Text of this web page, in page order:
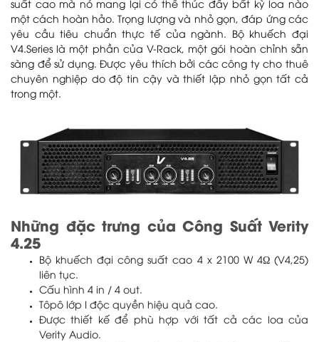
suất cao mà nó mang lại có thể thúc đẩy bất kỳ loa nào
một cách hoàn hảo. Trọng lượng và nhỏ gọn, đáp ứng các
yêu cầu tiêu chuẩn thực tế của ngành. Bộ khuếch đại
V4.Series là một phần của V-Rack, một gói hoàn chỉnh sẵn
sàng để sử dụng. Được yêu thích bởi các công ty cho thuê
chuyên nghiệp do độ tin cậy và thiết lập nhỏ gọn tất cả
trong một.
Những đặc trưng của Công Suất Verity
4.25
Bộ khuếch đại công suất cao 4 x 2100 W 4Ω (V4,25)
liên tục.
Cấu hình 4 in / 4 out.
Tôpô lớp I độc quyền hiệu quả cao.
Được thiết kế để phù hợp với tất cả các loa của
Verity Audio.